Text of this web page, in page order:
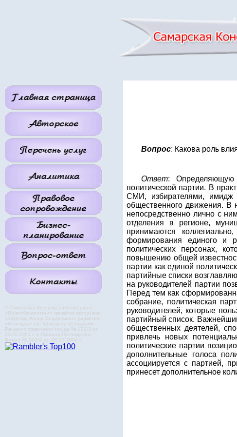
© Самарская Консультативная Группа
«ПолитКонсалтинг» является авторским
проектом Фонда Социального развития
«Надежда» г.о. Кинель на основании
Решения правления Фонда № 102/3 от:
23.11.2004 г. и Приказа Президента
Фонда № 145/4 от: 06.12.2004 г.
Вопрос: Какова роль
Ответ: Определяющую
политической партии. В
СМИ, избирателями, имидж
общественного движения. В
непосредственно лично с
отделения в регионе,
принимаются
формирования единого и
политических персонах,
повышению общей
партии как единой
партийные списки
на руководителей партии
Перед тем как
собрание, политическая
руководителей, которые
партийный список.
общественных деятелей,
привлечь новых
политические партии
дополнительные голоса
ассоциируется с партией,
принесет дополнительное